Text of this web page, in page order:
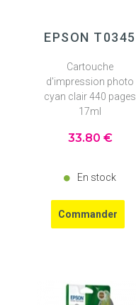
EPSON T0345
Cartouche
d'impression photo
cyan clair 440 pages
17ml
33.80 €
En stock